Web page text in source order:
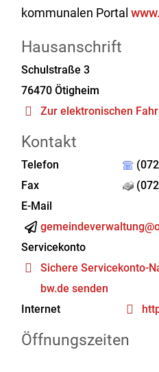
kommunalen Portal
Hausanschrift
Schulstraße 3
76470 Ötigheim
Zur elektronischen
Kontakt
Telefon
Fax
E-Mail
Servicekonto
Sichere Servicekonto-
bw.de senden
Internet
Öffnungszeiten